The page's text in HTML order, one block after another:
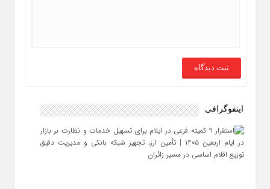
اینفوگرافی